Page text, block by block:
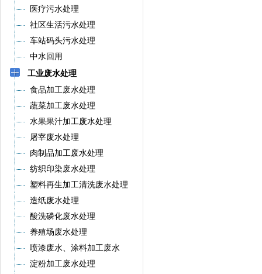
医疗污水处理
社区生活污水处理
车站码头污水处理
中水回用
工业废水处理
食品加工废水处理
蔬菜加工废水处理
水果果汁加工废水处理
屠宰废水处理
肉制品加工废水处理
纺织印染废水处理
塑料再生加工清洗废水处理
造纸废水处理
酸洗磷化废水处理
养殖场废水处理
喷漆废水、涂料加工废水
淀粉加工废水处理